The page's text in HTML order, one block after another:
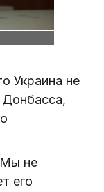
Украина не
не
его